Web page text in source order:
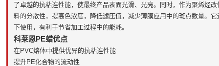
了卓越的抗粘连性能，使最终产品表面光滑、光亮。同时，作为聚烯烃
料的分散性，提高色浓度，降低滤压值，减少薄膜应用中的斑点数量。
下使用，有利于节省加工过程中的能耗。
科莱恩PE蜡优点
在PVC熔体中提供优异的抗粘连性能
提升PE化合物的流动性